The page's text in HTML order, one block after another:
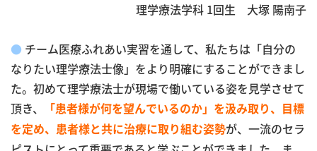
理学療法学科 1回生 大塚 陽南子
● チーム医療ふれあい実習を通して、私たちは「自分の
なりたい理学療法士像」 をより明確にすることができまし
た。初めて理学療法士が現場で働いている姿を見学させて
頂き、
「患者様が何を望んでいるのか」を汲み取り、目標
を定め、患者様と共に治療に取り組む姿勢が、一流のセラ